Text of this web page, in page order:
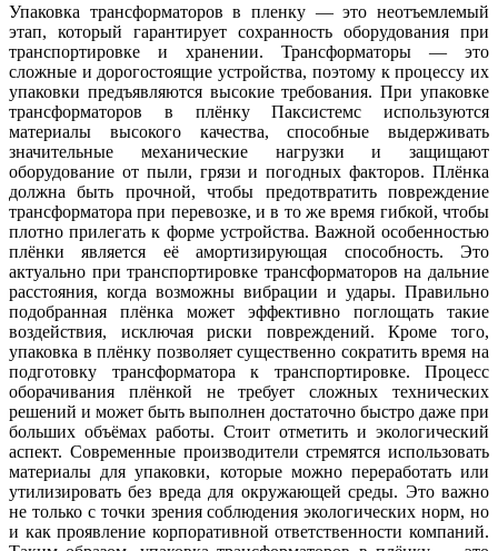
Упаковка трансформаторов в пленку — это неотъемлемый
этап, который гарантирует сохранность оборудования при
транспортировке и хранении. Трансформаторы — это
сложные и дорогостоящие устройства, поэтому к процессу их
упаковки предъявляются высокие требования. При упаковке
трансформаторов в плёнку Паксистемс используются
материалы высокого качества, способные выдерживать
значительные механические нагрузки и защищают
оборудование от пыли, грязи и погодных факторов. Плёнка
должна быть прочной, чтобы предотвратить повреждение
трансформатора при перевозке, и в то же время гибкой, чтобы
плотно прилегать к форме устройства. Важной особенностью
плёнки является её амортизирующая способность. Это
актуально при транспортировке трансформаторов на дальние
расстояния, когда возможны вибрации и удары. Правильно
подобранная плёнка может эффективно поглощать такие
воздействия, исключая риски повреждений. Кроме того,
упаковка в плёнку позволяет существенно сократить время на
подготовку трансформатора к транспортировке. Процесс
оборачивания плёнкой не требует сложных технических
решений и может быть выполнен достаточно быстро даже при
больших объёмах работы. Стоит отметить и экологический
аспект. Современные производители стремятся использовать
материалы для упаковки, которые можно переработать или
утилизировать без вреда для окружающей среды. Это важно
не только с точки зрения соблюдения экологических норм, но
и как проявление корпоративной ответственности компаний.